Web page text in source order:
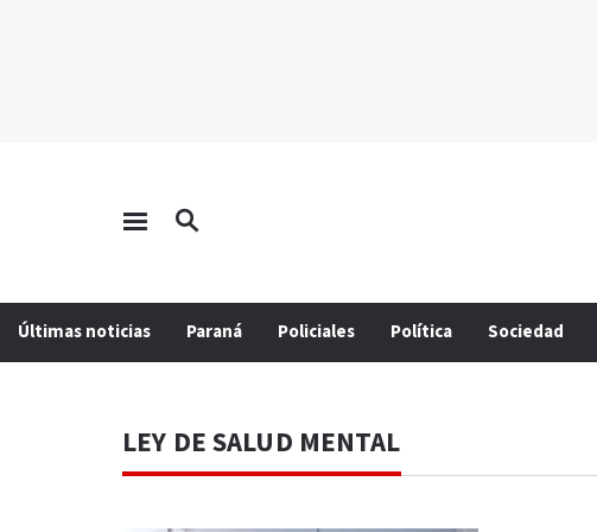
Últimas noticias Paraná Policiales Política Sociedad
LEY DE SALUD MENTAL